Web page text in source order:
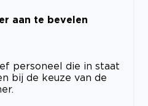
aan te bevelen
personeel die in staat
bij de keuze van de